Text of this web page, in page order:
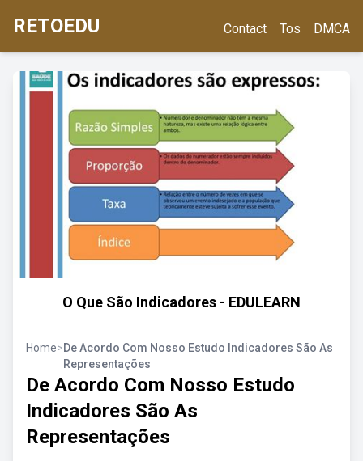
RETOEDU Contact Tos DMCA
O Que São Indicadores - EDULEARN
Home>De Acordo Com Nosso Estudo Indicadores São As
Representações
De Acordo Com Nosso Estudo
Indicadores São As
Representações